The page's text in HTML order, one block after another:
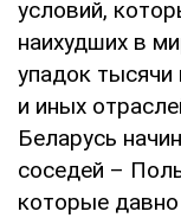
условий,
наихудших в
упадок
и иных
Беларусь
соседей –
которые